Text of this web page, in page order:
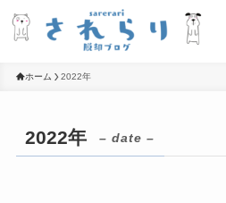
ホーム 2022年
2022年 – date –